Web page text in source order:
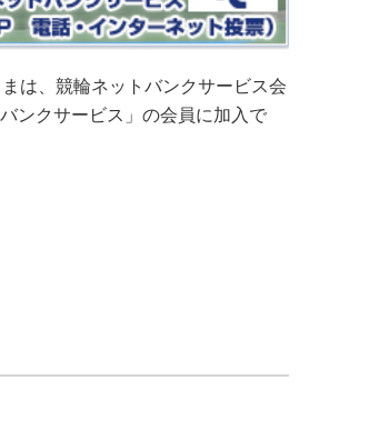
は、競輪ネットバンクサービス会
ンクサービス」の会員に加入で